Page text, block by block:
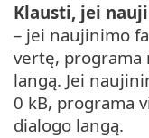
Klausti, jei
– jei naujinimo
vertę,
langą. Jei
0 kB, programa
dialogo langą.